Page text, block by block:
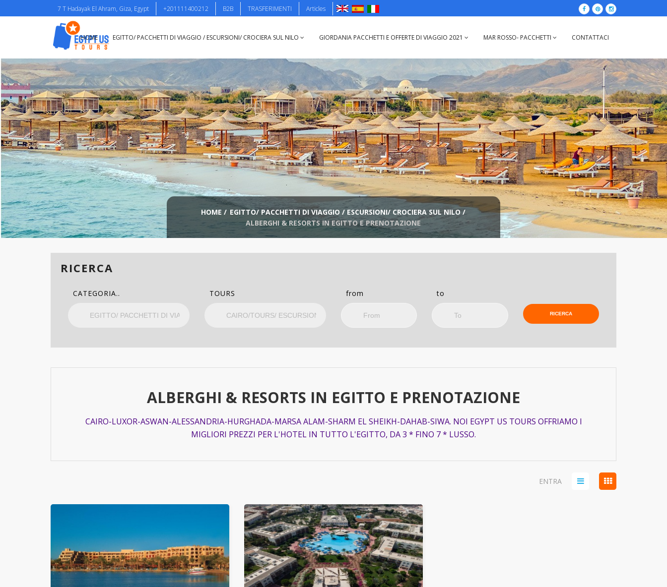
7 T Hadayak El Ahram, Giza, Egypt +201111400212 B2B TRASFERIMENTI Articles
HOME EGITTO/ PACCHETTI DI VIAGGIO / ESCURSIONI/ CROCIERA SUL NILO GIORDANIA PACCHETTI E OFFERTE DI VIAGGIO 2021 MAR ROSSO- PACCHETTI CONTATTACI
HOME / EGITTO/ PACCHETTI DI VIAGGIO / ESCURSIONI/ CROCIERA SUL NILO /
ALBERGHI & RESORTS IN EGITTO E PRENOTAZIONE
RICERCA
CATEGORIA.. TOURS from to
ALBERGHI & RESORTS IN EGITTO E PRENOTAZIONE
CAIRO-LUXOR-ASWAN-ALESSANDRIA-HURGHADA-MARSA ALAM-SHARM EL SHEIKH-DAHAB-SIWA. NOI EGYPT US TOURS OFFRIAMO I
MIGLIORI PREZZI PER L'HOTEL IN TUTTO L'EGITTO, DA 3 * FINO 7 * LUSSO.
ENTRA